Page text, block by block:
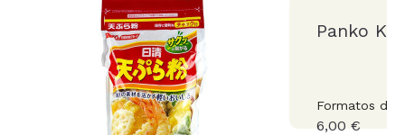
Panko
Formatos de
6,00 €